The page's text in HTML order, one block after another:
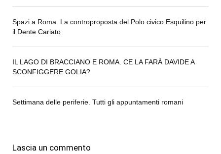
Spazi a Roma. La controproposta del Polo civico Esquilino per
il Dente Cariato
IL LAGO DI BRACCIANO E ROMA. CE LA FARÀ DAVIDE A
SCONFIGGERE GOLIA?
Settimana delle periferie. Tutti gli appuntamenti romani
Lascia un commento